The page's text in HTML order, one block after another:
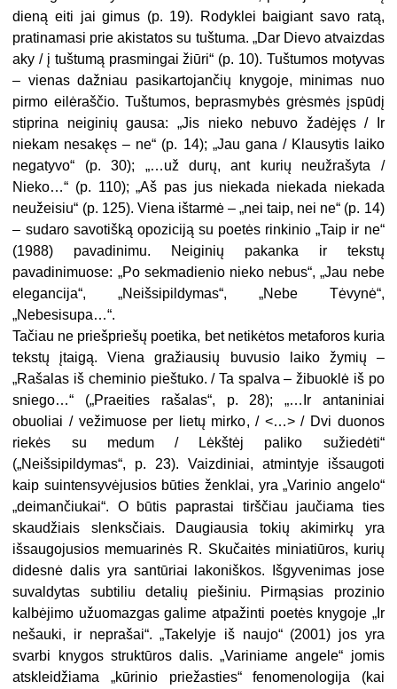
dieną eiti jai gimus (p. 19). Rodyklei baigiant savo ratą,
pratinamasi prie akistatos su tuštuma. „Dar Dievo atvaizdas
aky / į tuštumą prasmingai žiūri“ (p. 10). Tuštumos motyvas
– vienas dažniau pasikartojančių knygoje, minimas nuo
pirmo eilėraščio. Tuštumos, beprasmybės grėsmės įspūdį
stiprina neiginių gausa: „Jis nieko nebuvo žadėjęs / Ir
niekam nesakęs – ne“ (p. 14); „Jau gana / Klausytis laiko
negatyvo“ (p. 30); „…už durų, ant kurių neužrašyta /
Nieko…“ (p. 110); „Aš pas jus niekada niekada niekada
neužeisiu“ (p. 125). Viena ištarmė – „nei taip, nei ne“ (p. 14)
– sudaro savotišką opoziciją su poetės rinkinio „Taip ir ne“
(1988) pavadinimu. Neiginių pakanka ir tekstų
pavadinimuose: „Po sekmadienio nieko nebus“, „Jau nebe
elegancija“, „Neišsipildymas“, „Nebe Tėvynė“,
„Nebesisupa…“.
Tačiau ne priešpriešų poetika, bet netikėtos metaforos kuria
tekstų įtaigą. Viena gražiausių buvusio laiko žymių –
„Rašalas iš cheminio pieštuko. / Ta spalva – žibuoklė iš po
sniego…“ („Praeities rašalas“, p. 28); „…Ir antaniniai
obuoliai / vežimuose per lietų mirko, / <…> / Dvi duonos
riekės su medum / Lėkštėj paliko sužiedėti“
(„Neišsipildymas“, p. 23). Vaizdiniai, atmintyje išsaugoti
kaip suintensyvėjusios būties ženklai, yra „Varinio angelo“
„deimančiukai“. O būtis paprastai tirščiau jaučiama ties
skaudžiais slenksčiais. Daugiausia tokių akimirkų yra
išsaugojusios memuarinės R. Skučaitės miniatiūros, kurių
didesnė dalis yra santūriai lakoniškos. Išgyvenimas jose
suvaldytas subtiliu detalių piešiniu. Pirmąsias prozinio
kalbėjimo užuomazgas galime atpažinti poetės knygoje „Ir
nešauki, ir neprašai“. „Takelyje iš naujo“ (2001) jos yra
svarbi knygos struktūros dalis. „Variniame angele“ jomis
atskleidžiama „kūrinio priežasties“ fenomenologija (kai